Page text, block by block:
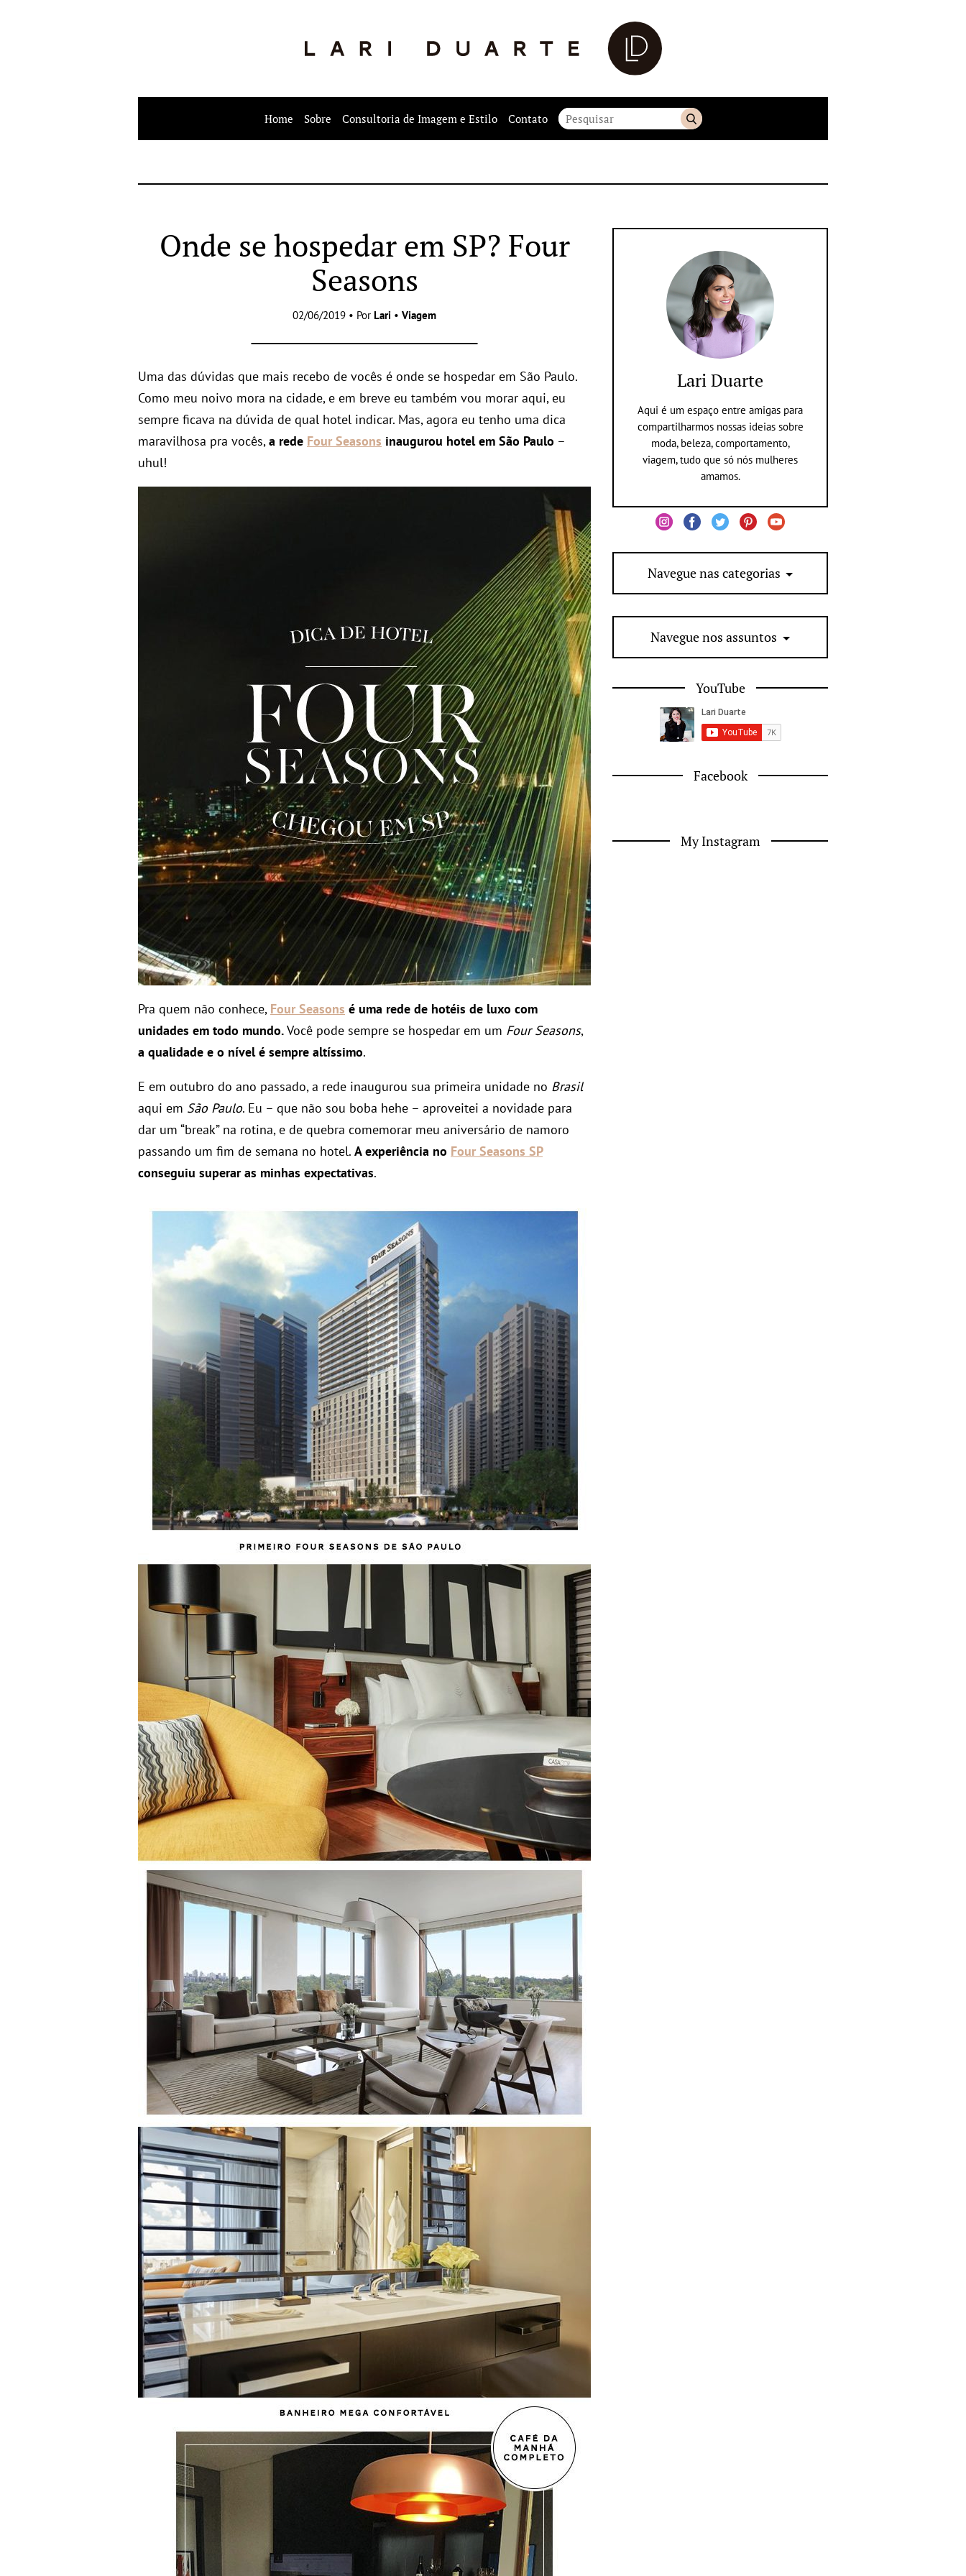
Home Sobre Consultoria de Imagem e Estilo Contato
Onde se hospedar em SP? Four
Seasons
02/06/2019 • Por Lari • Viagem
Uma das dúvidas que mais recebo de vocês é onde se hospedar em São Paulo.
Como meu noivo mora na cidade, e em breve eu também vou morar aqui, eu
sempre ficava na dúvida de qual hotel indicar. Mas, agora eu tenho uma dica
maravilhosa pra vocês,a rede Four Seasons inaugurou hotel em São Paulo –
uhul!
Pra quem não conhece, Four Seasons é uma rede de hotéis de luxo com
unidades em todo mundo.Você pode sempre se hospedar em um Four Seasons,
a qualidade e o nível é sempre altíssimo.
E em outubro do ano passado, a rede inaugurou sua primeira unidade no Brasil
aqui em São Paulo. Eu – que não sou boba hehe – aproveitei a novidade para
dar um “break” na rotina, e de quebra comemorar meu aniversário de namoro
passando um fim de semana no hotel. A experiência no Four Seasons SP
conseguiu superar as minhas expectativas.
Lari Duarte
Aqui é um espaço entre amigas para
compartilharmos nossas ideias sobre
moda, beleza, comportamento,
viagem, tudo que só nós mulheres
amamos.
Navegue nas categorias
Navegue nos assuntos
YouTube
Facebook
My Instagram